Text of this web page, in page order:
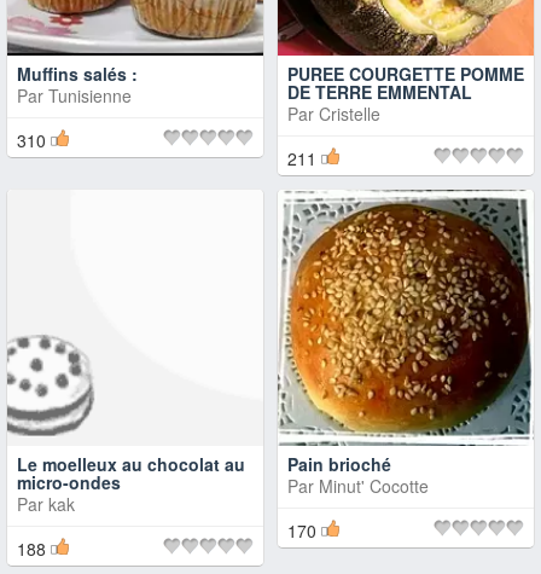
Muffins salés :
Par Tunisienne
310
PUREE COURGETTE POMME
DE TERRE EMMENTAL
Par Cristelle
211
Le moelleux au chocolat au
micro-ondes
Par kak
188
Pain brioché
Par Minut' Cocotte
170